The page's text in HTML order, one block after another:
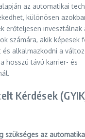
az automatikai
különösen
erőteljesen invesztálnak
számára, akik képesek
alkalmazkodni a
hosszú távú karrier- és
Kérdések
szükséges az